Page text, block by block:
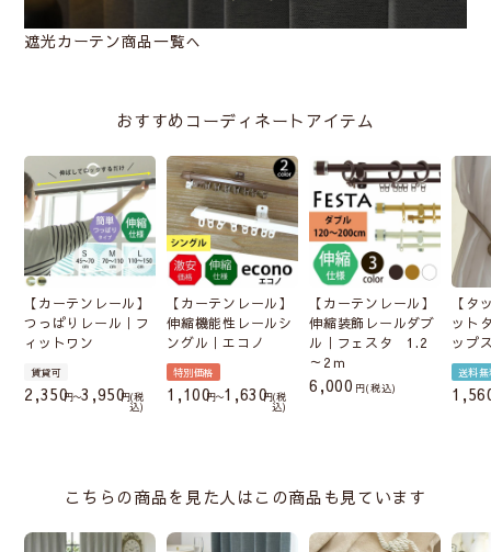
遮光カーテン商品一覧へ
おすすめコーディネートアイテム
【カーテンレール】
つっぱりレール｜フ
ィットワン
賃貸可
2,350 〜3,950 税
込
【カーテンレール】
伸縮機能性レールシ
ングル｜エコノ
特別価格
1,100 〜1,630 税
込
【カーテンレール】
伸縮装飾レールダブ
ル｜フェスタ 1.2
～2ｍ
6,000 税込
【タ
ット
ップ
送料無
こちらの商品を見た人はこの商品も見ています